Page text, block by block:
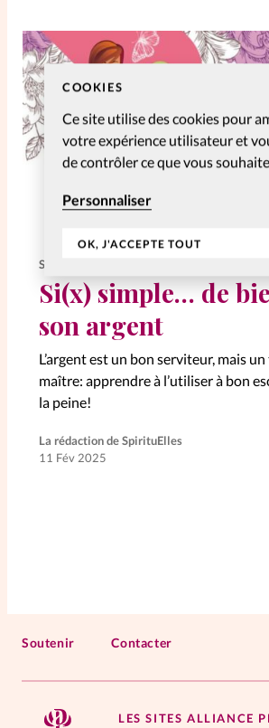
COOKIES
Ce site utilise des cookies pour
votre expérience utilisateur et
de contrôler ce que vous
Personnaliser
OK, J'ACCEPTE TOUT
SpirituElles devient
Aujourd’hui!
Faire un don
La Boutique
éditions
À propos
La rédaction
Mon compte
Changement d'adresse
SI(X) SIMPLE DE...
Si(x) simple… de
son argent
L’argent est un bon serviteur, mais
maître: apprendre à l’utiliser à bon
la peine!
La rédaction de SpirituElles
11 Fév 2025
Soutenir Contacter
LES SITES ALLIANCE